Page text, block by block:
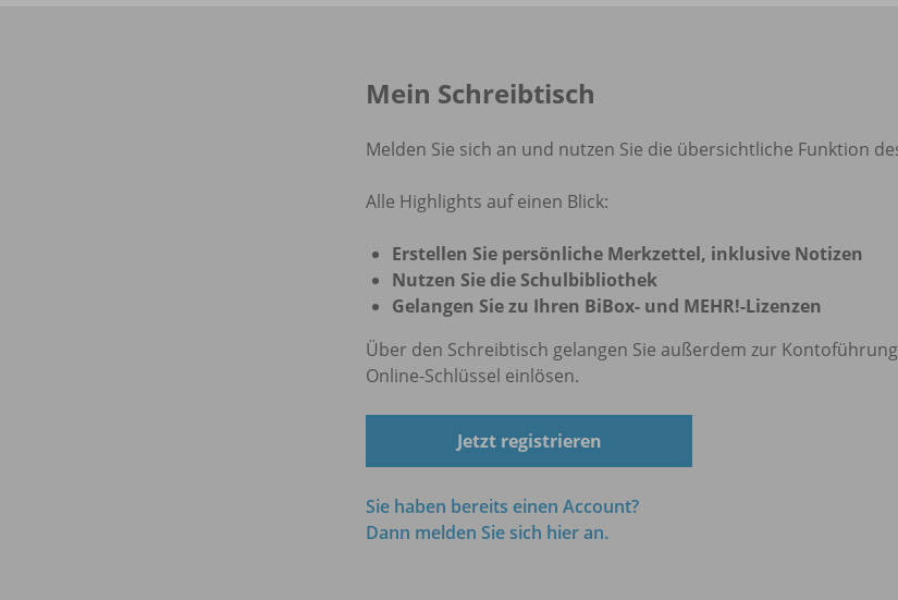
Mein Schreibtisch
Melden Sie sich an und nutzen Sie die übersichtliche Funktion
Alle Highlights auf einen Blick:
Erstellen Sie persönliche Merkzettel, inklusive Notizen
Nutzen Sie die Schulbibliothek
Gelangen Sie zu Ihren BiBox- und MEHR!-Lizenzen
Über den Schreibtisch gelangen Sie außerdem zur
Online-Schlüssel einlösen.
Jetzt registrieren
Sie haben bereits einen Account?
Dann melden Sie sich hier an.